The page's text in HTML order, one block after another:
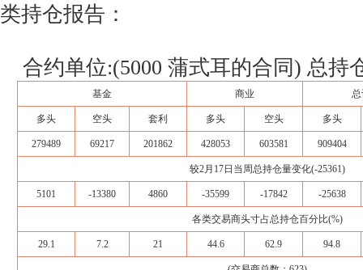
类持仓报告：
合约单位:(5000 蒲式耳的合同) 总持
基金 商业 总
多头 空头 套利 多头 空头 多头
279489 69217 201862 428053 603581 909404
较2月17日当周总持仓量变化(-25361)
5101 -13380 4860 -35599 -17842 -25638
各类交易商头寸占总持仓百分比(%)
29.1 7.2 21 44.6 62.9 94.8